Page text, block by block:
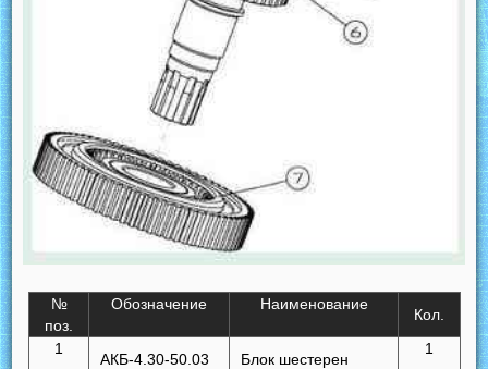
№
поз.
Обозначение Наименование
Кол.
1
АКБ-4.30-50.03 Блок шестерен
1